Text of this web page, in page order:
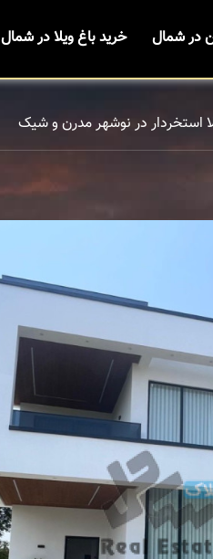
در شمال خرید باغ ویلا در شمال
استخردار در نوشهر مدرن و شیک